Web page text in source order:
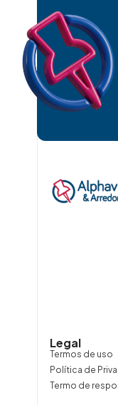
Legal
Termos de uso
Política de
Termo de